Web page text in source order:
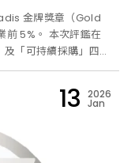
金牌獎章（Gold
次評鑑在
「可持續採購」四大
、社會與公司治理
業道德」與「可持續
科技持續深化誠信治理
13 2026
Jan